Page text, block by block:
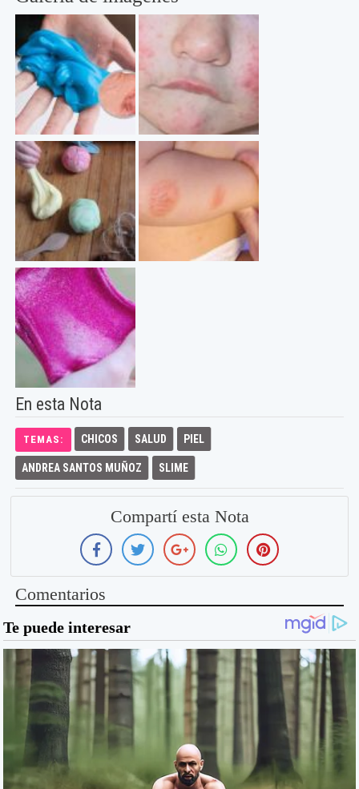
En esta Nota
TEMAS: CHICOS SALUD PIEL
ANDREA SANTOS MUÑOZ SLIME
Compartí esta Nota
Comentarios